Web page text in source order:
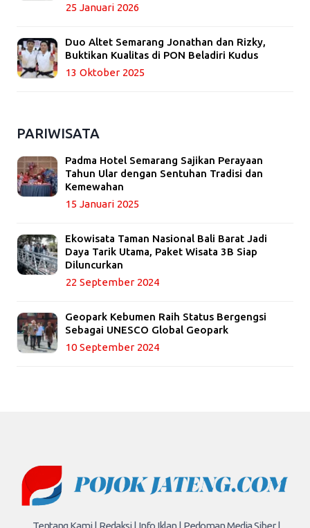
25 Januari 2026
Duo Altet Semarang Jonathan dan Rizky,
Buktikan Kualitas di PON Beladiri Kudus
13 Oktober 2025
PARIWISATA
Padma Hotel Semarang Sajikan Perayaan
Tahun Ular dengan Sentuhan Tradisi dan
Kemewahan
15 Januari 2025
Ekowisata Taman Nasional Bali Barat Jadi
Daya Tarik Utama, Paket Wisata 3B Siap
Diluncurkan
22 September 2024
Geopark Kebumen Raih Status Bergengsi
Sebagai UNESCO Global Geopark
10 September 2024